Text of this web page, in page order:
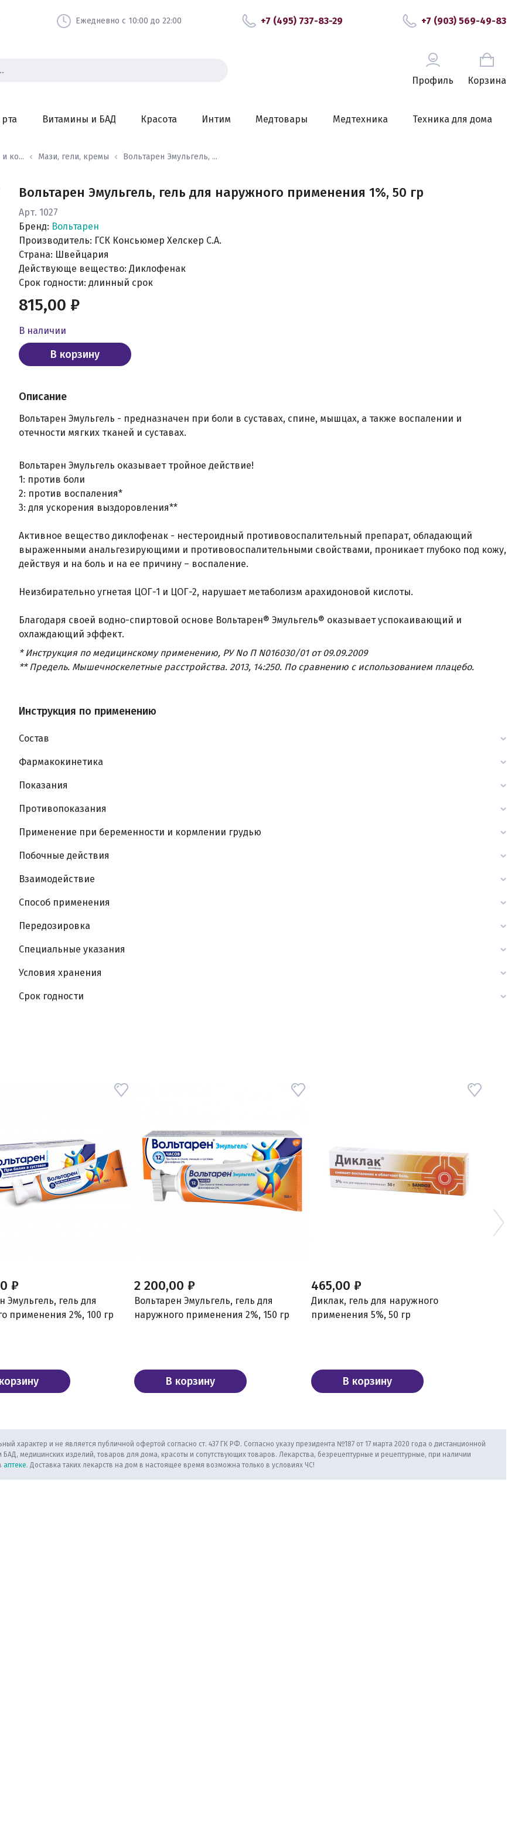
Ежедневно с 10:00 до 22:00 +7 (495) 737-83-29 +7 (903) 569-49-83
Профиль Корзина
Витамины и БАД Красота Интим Медтовары Медтехника Техника для дома
ко... Мази, гели, кремы Вольтарен Эмульгель, ...
Вольтарен Эмульгель, гель для наружного применения 1%, 50 гр
Арт. 1027
Бренд: Вольтарен
Производитель: ГСК Консьюмер Хелскер С.А.
Страна: Швейцария
Действующе вещество: Диклофенак
Срок годности: длинный срок
815,00 ₽
В наличии
В корзину
Описание
Вольтарен Эмульгель - предназначен при боли в суставах, спине, мышцах, а также воспалении и
отечности мягких тканей и суставах.
Вольтарен Эмульгель оказывает тройное действие!
1: против боли
2: против воспаления*
3: для ускорения выздоровления**
Активное вещество диклофенак - нестероидный противовоспалительный препарат, обладающий
выраженными анальгезирующими и противовоспалительными свойствами, проникает глубоко под кожу,
действуя и на боль и на ее причину – воспаление.
Неизбирательно угнетая ЦОГ-1 и ЦОГ-2, нарушает метаболизм арахидоновой кислоты.
Благодаря своей водно-спиртовой основе Вольтарен® Эмульгель® оказывает успокаивающий и
охлаждающий эффект.
* Инструкция по медицинскому применению, РУ No П N016030/01 от 09.09.2009
** Предель. Мышечноскелетные расстройства. 2013, 14:250. По сравнению с использованием плацебо.
Инструкция по применению
Состав
Фармакокинетика
Показания
Противопоказания
Применение при беременности и кормлении грудью
Побочные действия
Взаимодействие
Способ применения
Передозировка
Специальные указания
Условия хранения
Срок годности
₽
Эмульгель, гель для
применения 2%, 100 гр
2 200,00 ₽
Вольтарен Эмульгель, гель для
наружного применения 2%, 150 гр
В корзину
465,00 ₽
Диклак, гель для наружного
применения 5%, 50 гр
В корзину
характер и не является публичной офертой согласно ст. 437 ГК РФ. Согласно указу президента №187 от 17 марта 2020 года о дистанционной
медицинских изделий, товаров для дома, красоты и сопутствующих товаров. Лекарства, безрецептурные и рецептурные, при наличии
аптеке. Доставка таких лекарств на дом в настоящее время возможна только в условиях ЧС!